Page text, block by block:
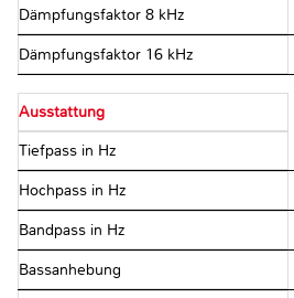
Dämpfungsfaktor 8 kHz
Dämpfungsfaktor 16 kHz
Ausstattung
Tiefpass in Hz
Hochpass in Hz
Bandpass in Hz
Bassanhebung